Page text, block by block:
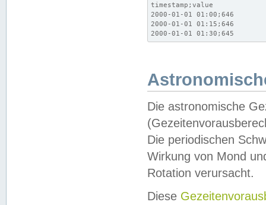
timestamp;value
2000-01-01 01:00;646
2000-01-01 01:15;646
2000-01-01 01:30;645
Die astronomische
Die periodischen
Wirkung von Mond
Rotation verursacht.
Diese